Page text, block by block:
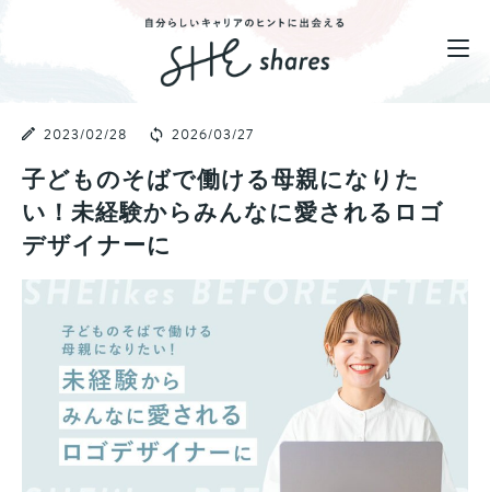
2023/02/28 2026/03/27
子どものそばで働ける母親になりた
い！未経験からみんなに愛されるロゴ
デザイナーに